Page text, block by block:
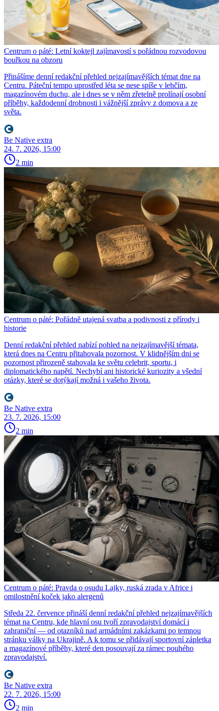
Centrum o páté: Letní koktejl zajímavostí s pořádnou rozvodovou
bouřkou na obzoru
Přinášíme denní redakční přehled nejzajímavějších témat dne na
Centru. Páteční tempo uprostřed léta se nese spíše v lehčím,
magazínovém duchu, ale i dnes se v něm zřetelně prolínají osobní
příběhy, každodenní drobnosti i vážnější zprávy z domova a ze
světa.
Be Native extra
24. 7. 2026, 15:00
2 min
Centrum o páté: Pořádně utajená svatba a podivnosti z přírody i
historie
Denní redakční přehled nabízí pohled na nejzajímavější témata,
která dnes na Centru přitahovala pozornost. V klidnějším dni se
pozornost přirozeně stahovala ke světu celebrit, sportu, i
diplomatického napětí. Nechybí ani historické kuriozity a všední
otázky, které se dotýkají možná i vašeho života.
Be Native extra
23. 7. 2026, 15:00
2 min
Centrum o páté: Pravda o osudu Lajky, ruská zrada v Africe i
omilostnění koček jako alergenů
Středa 22. července přináší denní redakční přehled nejzajímavějších
témat na Centru, kde hlavní osu tvoří zpravodajství domácí i
zahraniční — od otazníků nad armádními zakázkami po temnou
stránku války na Ukrajině. A k tomu se přidávají sportovní zápletka
a magazínové příběhy, které den posouvají za rámec pouhého
zpravodajství.
Be Native extra
22. 7. 2026, 15:00
2 min